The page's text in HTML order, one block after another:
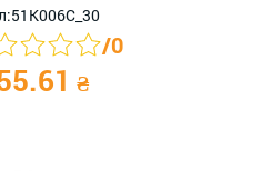
51K006C_30
/0
₴